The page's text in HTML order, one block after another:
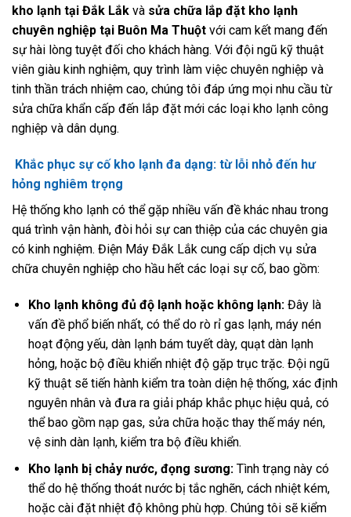
kho lạnh tại Đắk Lắk và sửa chữa lắp đặt kho lạnh
chuyên nghiệp tại Buôn Ma Thuột với cam kết mang đến
sự hài lòng tuyệt đối cho khách hàng. Với đội ngũ kỹ thuật
viên giàu kinh nghiệm, quy trình làm việc chuyên nghiệp và
tinh thần trách nhiệm cao, chúng tôi đáp ứng mọi nhu cầu từ
sửa chữa khẩn cấp đến lắp đặt mới các loại kho lạnh công
nghiệp và dân dụng.
Khắc phục sự cố kho lạnh đa dạng: từ lỗi nhỏ đến hư
hỏng nghiêm trọng
Hệ thống kho lạnh có thể gặp nhiều vấn đề khác nhau trong
quá trình vận hành, đòi hỏi sự can thiệp của các chuyên gia
có kinh nghiệm. Điện Máy Đắk Lắk cung cấp dịch vụ sửa
chữa chuyên nghiệp cho hầu hết các loại sự cố, bao gồm:
Kho lạnh không đủ độ lạnh hoặc không lạnh:Đây là
vấn đề phổ biến nhất, có thể do rò rỉ gas lạnh, máy nén
hoạt động yếu, dàn lạnh bám tuyết dày, quạt dàn lạnh
hỏng, hoặc bộ điều khiển nhiệt độ gặp trục trặc. Đội ngũ
kỹ thuật sẽ tiến hành kiểm tra toàn diện hệ thống, xác định
nguyên nhân và đưa ra giải pháp khắc phục hiệu quả, có
thể bao gồm nạp gas, sửa chữa hoặc thay thế máy nén,
vệ sinh dàn lạnh, kiểm tra bộ điều khiển.
Kho lạnh bị chảy nước, đọng sương:Tình trạng này có
thể do hệ thống thoát nước bị tắc nghẽn, cách nhiệt kém,
hoặc cài đặt nhiệt độ không phù hợp. Chúng tôi sẽ kiểm